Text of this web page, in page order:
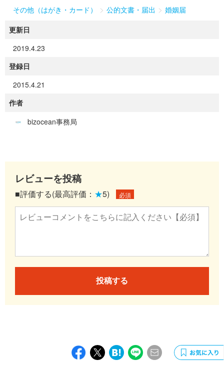
その他（はがき・カード） > 公的文書・届出 > 婚姻届
更新日
2019.4.23
登録日
2015.4.21
作者
bizocean事務局
レビューを投稿
■評価する(最高評価： ★5) 必須
投稿する